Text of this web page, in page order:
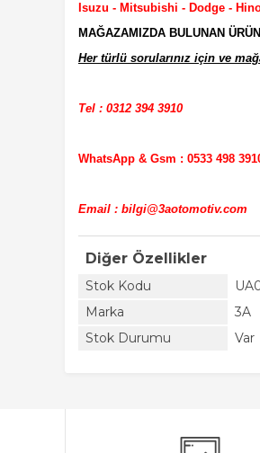
Isuzu - Mitsubishi - Dodge -
MAĞAZAMIZDA BULUNAN
Her türlü sorularınız için ve
Tel : 0312 394 3910
WhatsApp & Gsm : 0533 498
Email : bilgi@3aotomotiv.com
Diğer Özellikler
Stok Kodu
Marka
3A
Stok Durumu
Var